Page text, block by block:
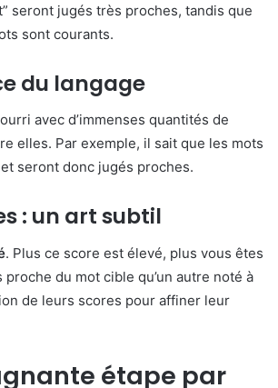
seront jugés très proches, tandis que
sont courants.
du langage
avec d’immenses quantités de
elles. Par exemple, il sait que les mots
et seront donc jugés proches.
: un art subtil
. Plus ce score est élevé, plus vous êtes
du mot cible qu’un autre noté à
de leurs scores pour affiner leur
étape par